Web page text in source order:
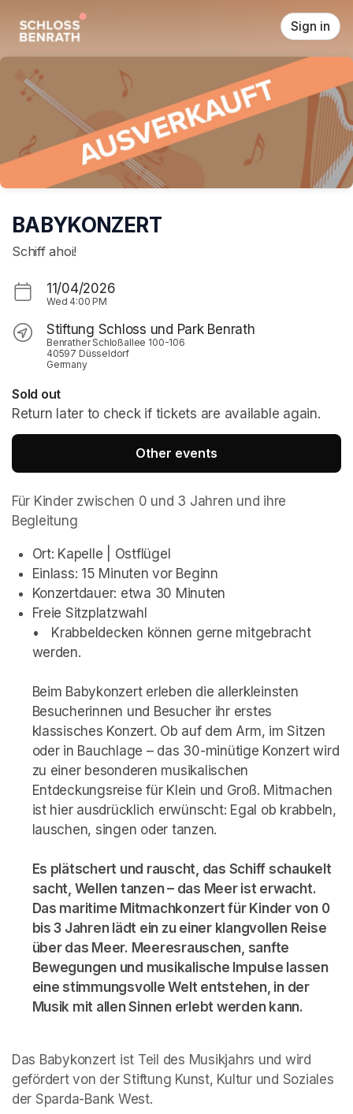
Sign in
BABYKONZERT
Schiff ahoi!
11/04/2026
Wed 4:00 PM
Stiftung Schloss und Park Benrath
Benrather Schloßallee 100-106
40597 Düsseldorf
Germany
Sold out
Return later to check if tickets are available again.
Other events
Für Kinder zwischen 0 und 3 Jahren und ihre
Begleitung
Ort: Kapelle | Ostflügel
Einlass: 15 Minuten vor Beginn
Konzertdauer: etwa 30 Minuten
Freie Sitzplatzwahl
•	 Krabbeldecken können gerne mitgebracht
Beim Babykonzert erleben die allerkleinsten
Besucherinnen und Besucher ihr erstes
klassisches Konzert. Ob auf dem Arm, im Sitzen
oder in Bauchlage – das 30-minütige Konzert wird
zu einer besonderen musikalischen
Entdeckungsreise für Klein und Groß. Mitmachen
ist hier ausdrücklich erwünscht: Egal ob krabbeln,
lauschen, singen oder tanzen.
Es plätschert und rauscht, das Schiff schaukelt
sacht, Wellen tanzen – das Meer ist erwacht.
Das maritime Mitmachkonzert für Kinder von 0
bis 3 Jahren lädt ein zu einer klangvollen Reise
über das Meer. Meeresrauschen, sanfte
Bewegungen und musikalische Impulse lassen
eine stimmungsvolle Welt entstehen, in der
Musik mit allen Sinnen erlebt werden kann.
Das Babykonzert ist Teil des Musikjahrs und wird
gefördert von der Stiftung Kunst, Kultur und Soziales
der Sparda-Bank West.